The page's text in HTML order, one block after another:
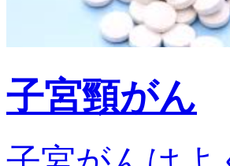
子宮頸がん